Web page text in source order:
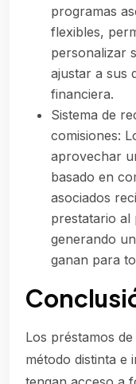
programas
flexibles,
personalizar
ajustar a sus
financiera.
Sistema de
comisiones:
aprovechar
basado en
asociados
prestatario al
generando
ganan para
Los préstamos
método distinta e